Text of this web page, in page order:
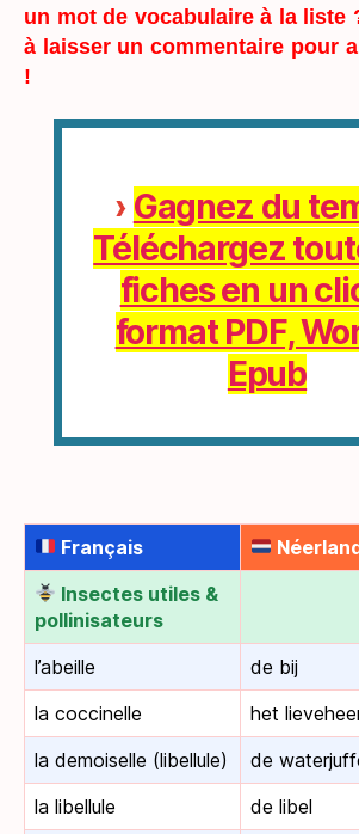
un mot de vocabulaire à la liste
à laisser un commentaire pour
!
› Gagnez du
Téléchargez
fiches en un
format PDF,
Epub
Français
Insectes utiles &
pollinisateurs
l’abeille
de bij
la coccinelle
het
la demoiselle (libellule)
de
la libellule
de libel